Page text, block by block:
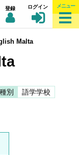
登録 ログイン メニュー
Malta
種別
語学学校